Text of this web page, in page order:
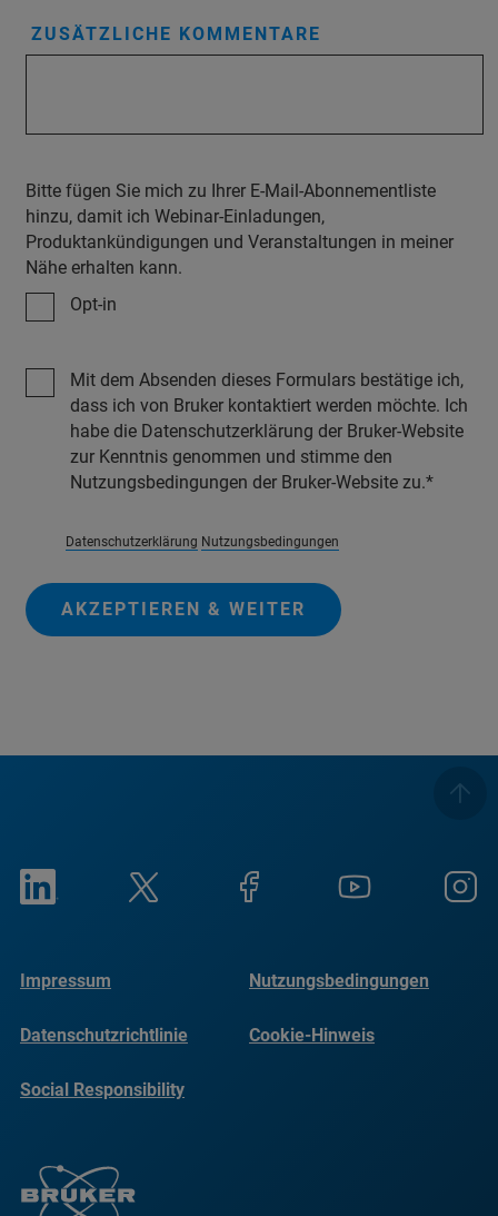
ZUSÄTZLICHE KOMMENTARE
Bitte fügen Sie mich zu Ihrer E-Mail-Abonnementliste
hinzu, damit ich Webinar-Einladungen,
Produktankündigungen und Veranstaltungen in meiner
Nähe erhalten kann.
Opt-in
Mit dem Absenden dieses Formulars bestätige ich,
dass ich von Bruker kontaktiert werden möchte. Ich
habe die Datenschutzerklärung der Bruker-Website
zur Kenntnis genommen und stimme den
Nutzungsbedingungen der Bruker-Website zu.
Datenschutzerklärung Nutzungsbedingungen
AKZEPTIEREN & WEITER
Impressum Nutzungsbedingungen
Datenschutzrichtlinie Cookie-Hinweis
Social Responsibility